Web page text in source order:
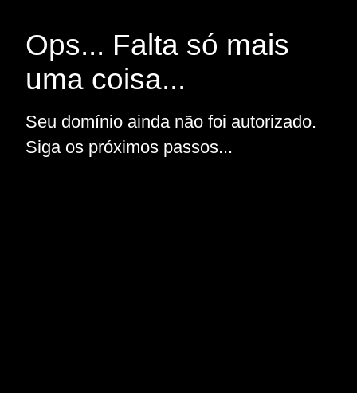
Ops... Falta só mais
uma coisa...
Seu domínio ainda não foi autorizado.
Siga os próximos passos...